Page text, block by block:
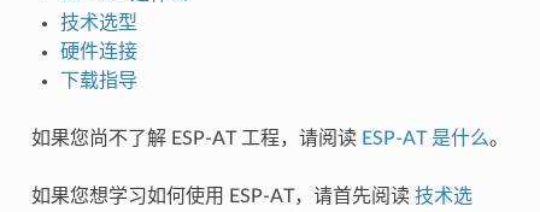
技术选型
硬件连接
下载指导
如果您尚不了解 ESP-AT 工程，请阅读 ESP-AT 是什么。
如果您想学习如何使用 ESP-AT，请首先阅读 技术选